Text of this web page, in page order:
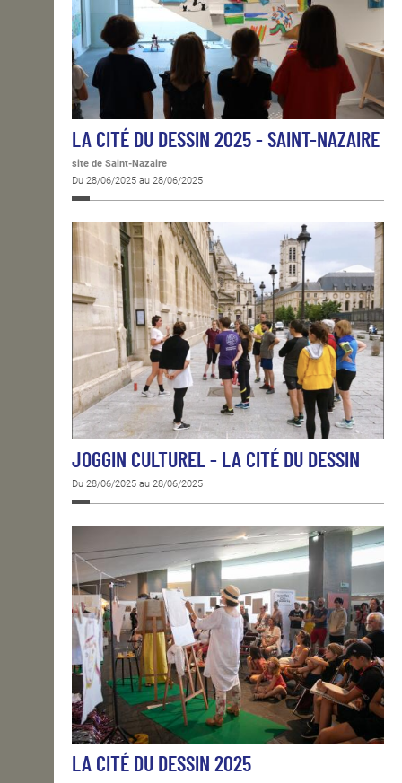
LA CITÉ DU DESSIN 2025 - SAINT-NAZAIRE
site de Saint-Nazaire
Du 28/06/2025 au 28/06/2025
JOGGIN CULTUREL - LA CITÉ DU DESSIN
Du 28/06/2025 au 28/06/2025
LA CITÉ DU DESSIN 2025